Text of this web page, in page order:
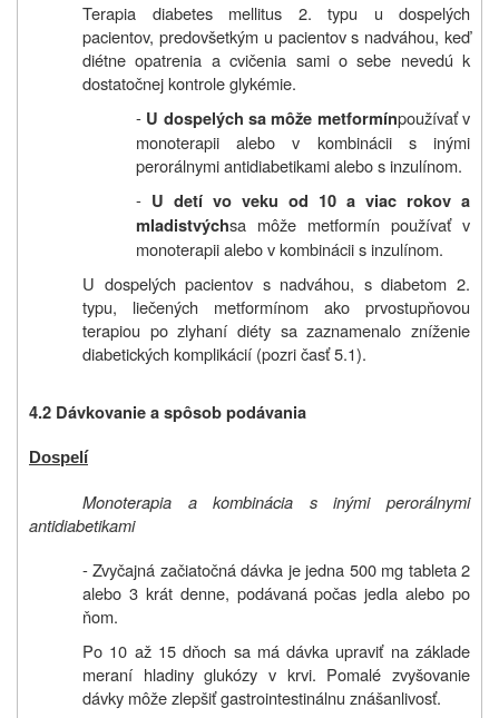
Terapia diabetes mellitus 2. typu u dospelých
pacientov, predovšetkým u pacientov s nadváhou, keď
diétne opatrenia a cvičenia sami o sebe nevedú k
dostatočnej kontrole glykémie.
- U dospelých sa môže metformínpoužívať v
monoterapii alebo v kombinácii s inými
perorálnymi antidiabetikami alebo s inzulínom.
- U detí vo veku od 10 a viac rokov a
mladistvýchsa môže metformín používať v
monoterapii alebo v kombinácii s inzulínom.
U dospelých pacientov s nadváhou, s diabetom 2.
typu, liečených metformínom ako prvostupňovou
terapiou po zlyhaní diéty sa zaznamenalo zníženie
diabetických komplikácií (pozri časť 5.1).
4.2 Dávkovanie a spôsob podávania
Dospelí
Monoterapia a kombinácia s inými perorálnymi
antidiabetikami
- Zvyčajná začiatočná dávka je jedna 500 mg tableta 2
alebo 3 krát denne, podávaná počas jedla alebo po
ňom.
Po 10 až 15 dňoch sa má dávka upraviť na základe
meraní hladiny glukózy v krvi. Pomalé zvyšovanie
dávky môže zlepšiť gastrointestinálnu znášanlivosť.